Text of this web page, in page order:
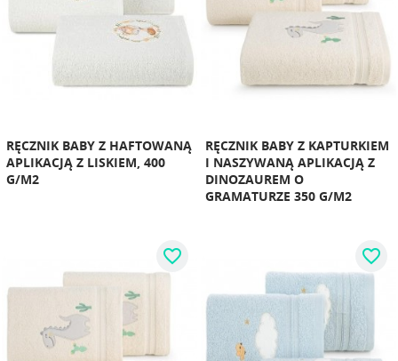
RĘCZNIK BABY Z HAFTOWANĄ
APLIKACJĄ Z LISKIEM, 400
G/M2
RĘCZNIK BABY Z KAPTURKIEM
I NASZYWANĄ APLIKACJĄ Z
DINOZAUREM O
GRAMATURZE 350 G/M2
favorite_border favorite_border